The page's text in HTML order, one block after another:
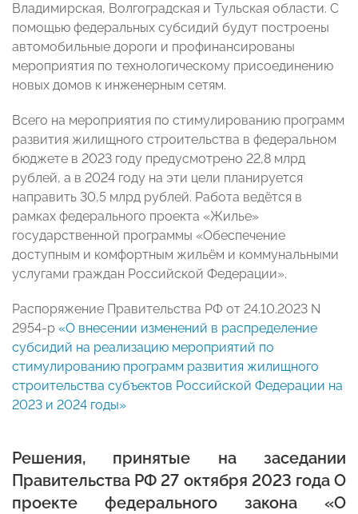
Владимирская, Волгоградская и Тульская области. С
помощью федеральных субсидий будут построены
автомобильные дороги и профинансированы
мероприятия по технологическому присоединению
новых домов к инженерным сетям.
Всего на мероприятия по стимулированию программ
развития жилищного строительства в федеральном
бюджете в 2023 году предусмотрено 22,8 млрд
рублей, а в 2024 году на эти цели планируется
направить 30,5 млрд рублей. Работа ведётся в
рамках федерального проекта «Жилье»
государственной программы «Обеспечение
доступным и комфортным жильём и коммунальными
услугами граждан Российской Федерации».
Распоряжение Правительства РФ от 24.10.2023 N
2954-р «О внесении изменений в распределение
субсидий на реализацию мероприятий по
стимулированию программ развития жилищного
строительства субъектов Российской Федерации на
2023 и 2024 годы»
Решения, принятые на заседании
Правительства РФ 27 октября 2023 года О
проекте федерального закона «О